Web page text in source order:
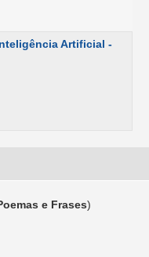
Artificial -
e Frases)